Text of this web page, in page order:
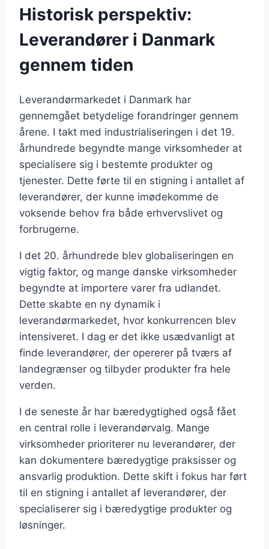
Historisk perspektiv:
Leverandører i Danmark
gennem tiden
Leverandørmarkedet i Danmark har
gennemgået betydelige forandringer gennem
årene. I takt med industrialiseringen i det 19.
århundrede begyndte mange virksomheder at
specialisere sig i bestemte produkter og
tjenester. Dette førte til en stigning i antallet af
leverandører, der kunne imødekomme de
voksende behov fra både erhvervslivet og
forbrugerne.
I det 20. århundrede blev globaliseringen en
vigtig faktor, og mange danske virksomheder
begyndte at importere varer fra udlandet.
Dette skabte en ny dynamik i
leverandørmarkedet, hvor konkurrencen blev
intensiveret. I dag er det ikke usædvanligt at
finde leverandører, der opererer på tværs af
landegrænser og tilbyder produkter fra hele
verden.
I de seneste år har bæredygtighed også fået
en central rolle i leverandørvalg. Mange
virksomheder prioriterer nu leverandører, der
kan dokumentere bæredygtige praksisser og
ansvarlig produktion. Dette skift i fokus har ført
til en stigning i antallet af leverandører, der
specialiserer sig i bæredygtige produkter og
løsninger.